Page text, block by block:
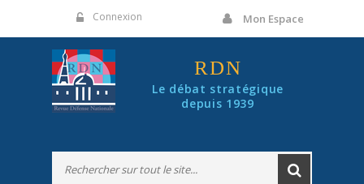
Connexion Mon Espace
RDN
Le débat stratégique
depuis 1939